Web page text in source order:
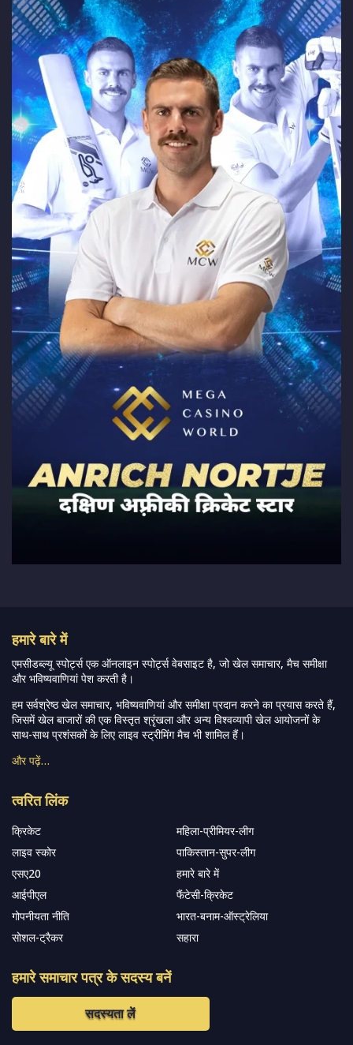
हमारे बारे में
एमसीडब्ल्यू स्पोर्ट्स एक ऑनलाइन स्पोर्ट्स वेबसाइट है, जो खेल समाचार, मैच समीक्षा
और भविष्यवाणियां पेश करती है।
हम सर्वश्रेष्ठ खेल समाचार, भविष्यवाणियां और समीक्षा प्रदान करने का प्रयास करते हैं,
जिसमें खेल बाजारों की एक विस्तृत श्रृंखला और अन्य विश्वव्यापी खेल आयोजनों के
साथ-साथ प्रशंसकों के लिए लाइव स्ट्रीमिंग मैच भी शामिल हैं।
और पढ़ें…
त्वरित लिंक
क्रिकेट
महिला-प्रीमियर-लीग
लाइव स्कोर
पाकिस्तान-सुपर-लीग
एसए20
हमारे बारे में
आईपीएल
फैंटेसी-क्रिकेट
गोपनीयता नीति
भारत-बनाम-ऑस्ट्रेलिया
सोशल-ट्रैकर
सहारा
हमारे समाचार पत्र के सदस्य बनें
सदस्यता लें